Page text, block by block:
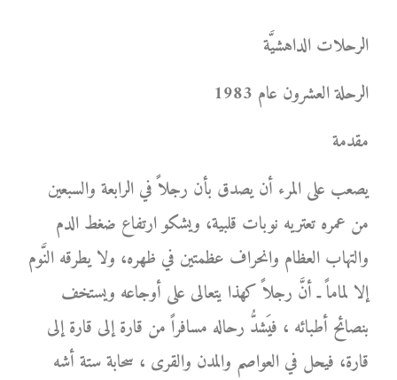
الرحلات الداهشيَّة
الرحلة العشرون عام 1983
مقدمة
يصعب على المرء أن يصدق بأن رجلاً في الرابعة والسبعين
من عمره تعتريه نوبات قلبية، ويشكو ارتفاع ضغط الدم
والتهاب العظام وانحراف عظمتين في ظهره، ولا يطرقه النَّوم
إلا لماماً ـ أنَّ رجلاً كهذا يتعالى على أوجاعه ويستخف
بنصائح أطبائه ، فيَشدُّ رحاله مسافراً من قارة إلى قارة إلى
قارة، فيحل في العواصم والمدن والقرى ، سحابة ستة أشه